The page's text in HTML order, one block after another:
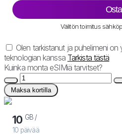
Välitön toimitus
Olen tarkistanut ja puhelimeni
teknologian kanssa Tarkista tästä
Kuinka monta eSIMiä tarvitset?
Maksa kortilla
10 GB /
10 päivää